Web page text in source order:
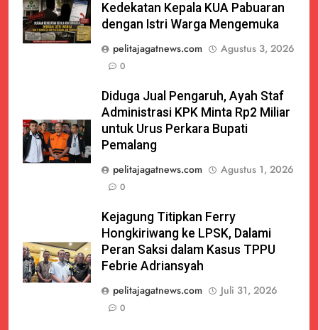
Kedekatan Kepala KUA Pabuaran
dengan Istri Warga Mengemuka
pelitajagatnews.com
Agustus 3, 2026
0
Diduga Jual Pengaruh, Ayah Staf
Administrasi KPK Minta Rp2 Miliar
untuk Urus Perkara Bupati
Pemalang
pelitajagatnews.com
Agustus 1, 2026
0
Kejagung Titipkan Ferry
Hongkiriwang ke LPSK, Dalami
Peran Saksi dalam Kasus TPPU
Febrie Adriansyah
pelitajagatnews.com
Juli 31, 2026
0